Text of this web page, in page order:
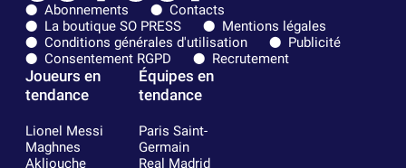
Abonnements
Contacts
La boutique SO PRESS
Mentions légales
Conditions générales d'utilisation
Publicité
Consentement RGPD
Recrutement
Joueurs en
tendance
Lionel Messi
Maghnes
Akliouche
Équipes en
tendance
Paris Saint-
Germain
Real Madrid